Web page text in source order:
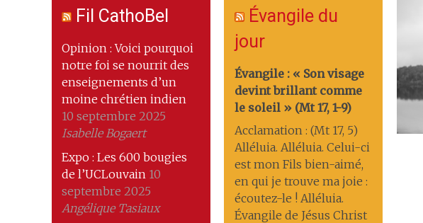
Fil CathoBel
Opinion : Voici pourquoi
notre foi se nourrit des
enseignements d’un
moine chrétien indien
10 septembre 2025
Isabelle Bogaert
Expo : Les 600 bougies
de l’UCLouvain 10
septembre 2025
Angélique Tasiaux
Évangile du
jour
Évangile : « Son visage
devint brillant comme
le soleil » (Mt 17, 1-9)
Acclamation : (Mt 17, 5)
Alléluia. Alléluia. Celui-ci
est mon Fils bien-aimé,
en qui je trouve ma joie :
écoutez-le ! Alléluia.
Évangile de Jésus Christ